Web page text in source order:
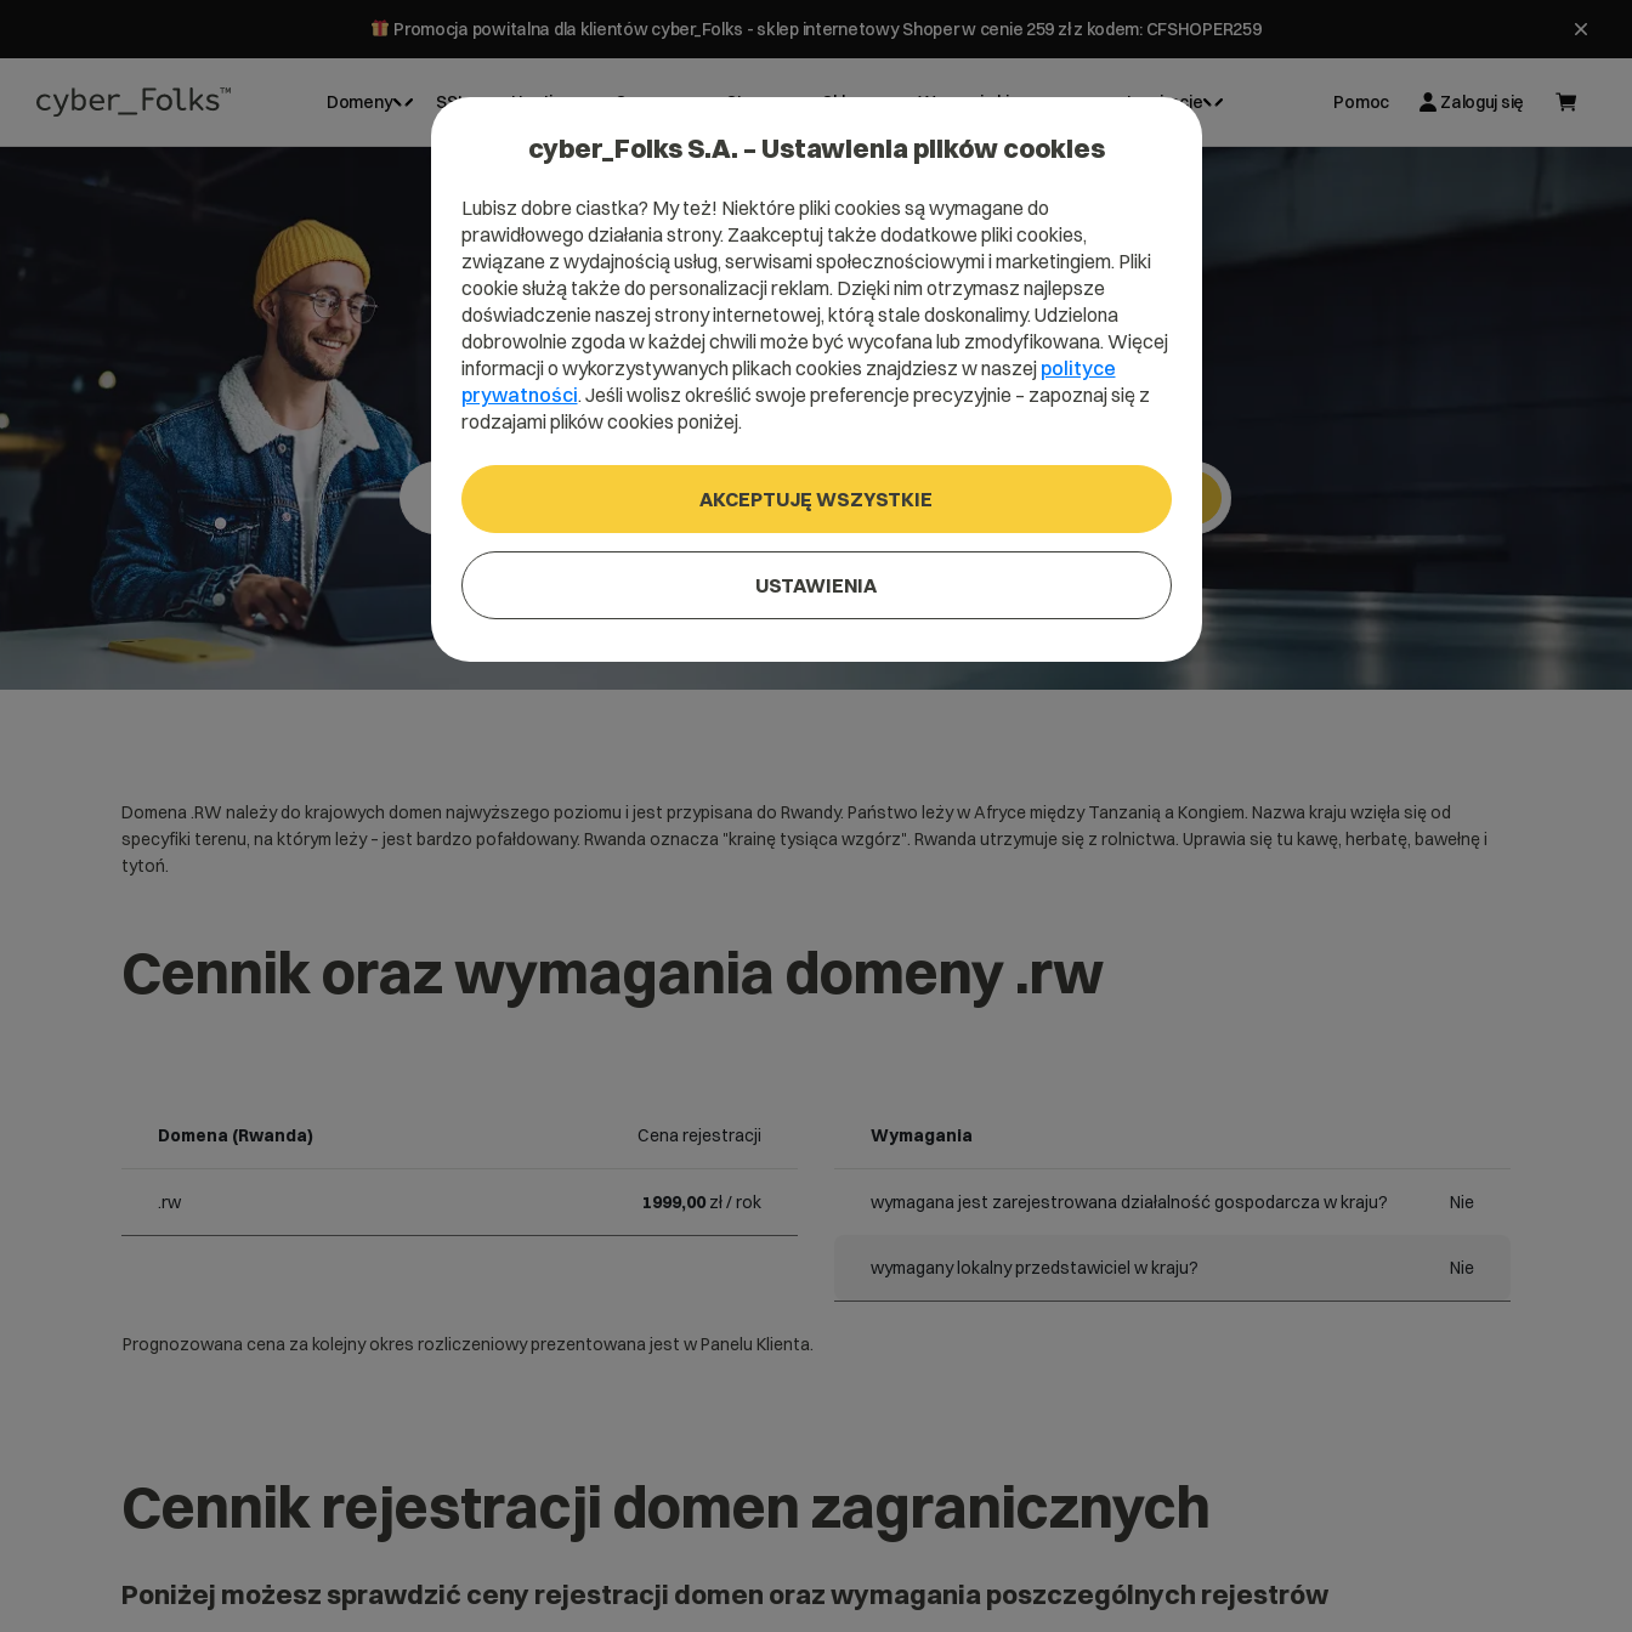
Promocja powitalna dla klientów cyber_Folks - sklep internetowy Shoper w cenie 259 zł z kodem: CFSHOPER259
Domeny SSL Hosting Serwery Strony Sklepy Wsparcie biznesowe Inspiracje Pomoc Zaloguj się
Domena .rw
Zarejestruj adres www z domeną Rwandy
Domena .RW należy do krajowych domen najwyższego poziomu i jest przypisana do Rwandy. Państwo leży w Afryce między Tanzanią a Kongiem. Nazwa kraju wzięła się od
specyfiki terenu, na którym leży – jest bardzo pofałdowany. Rwanda oznacza "krainę tysiąca wzgórz". Rwanda utrzymuje się z rolnictwa. Uprawia się tu kawę, herbatę, bawełnę i
tytoń.
Cennik oraz wymagania domeny .rw
Domena (Rwanda) Cena rejestracji
.rw 1999,00 zł / rok
Wymagania
wymagana jest zarejestrowana działalność gospodarcza w kraju? Nie
wymagany lokalny przedstawiciel w kraju? Nie
Prognozowana cena za kolejny okres rozliczeniowy prezentowana jest w Panelu Klienta.
Cennik rejestracji domen zagranicznych
Poniżej możesz sprawdzić ceny rejestracji domen oraz wymagania poszczególnych rejestrów
cyber_Folks S.A. – Ustawienia plików cookies
Lubisz dobre ciastka? My też! Niektóre pliki cookies są wymagane do
prawidłowego działania strony. Zaakceptuj także dodatkowe pliki cookies,
związane z wydajnością usług, serwisami społecznościowymi i marketingiem. Pliki
cookie służą także do personalizacji reklam. Dzięki nim otrzymasz najlepsze
doświadczenie naszej strony internetowej, którą stale doskonalimy. Udzielona
dobrowolnie zgoda w każdej chwili może być wycofana lub zmodyfikowana. Więcej
informacji o wykorzystywanych plikach cookies znajdziesz w naszej polityce
prywatności. Jeśli wolisz określić swoje preferencje precyzyjnie – zapoznaj się z
rodzajami plików cookies poniżej.
AKCEPTUJĘ WSZYSTKIE
USTAWIENIA